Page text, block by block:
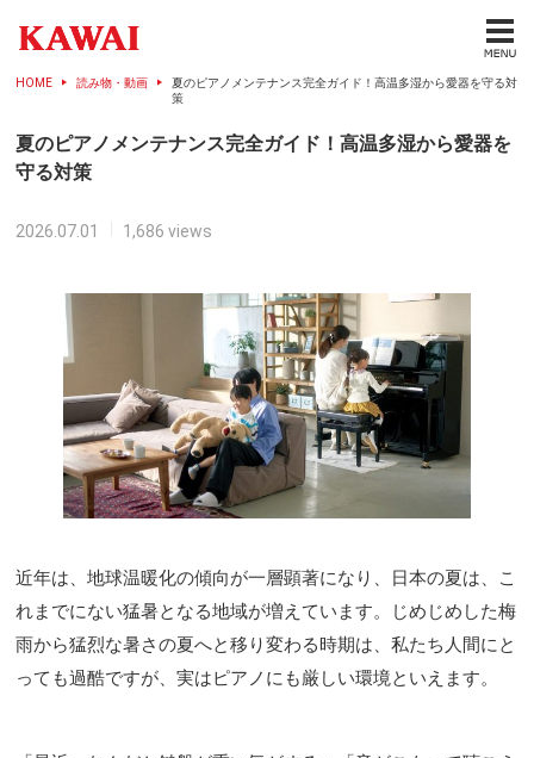
HOME 読み物・動画
夏のピアノメンテナンス完全ガイド！高温多湿から愛器を守る対
策
夏のピアノメンテナンス完全ガイド！高温多湿から愛器を
守る対策
2026.07.01 1,686 views
近年は、地球温暖化の傾向が一層顕著になり、日本の夏は、こ
れまでにない猛暑となる地域が増えています。じめじめした梅
雨から猛烈な暑さの夏へと移り変わる時期は、私たち人間にと
っても過酷ですが、実はピアノにも厳しい環境といえます。